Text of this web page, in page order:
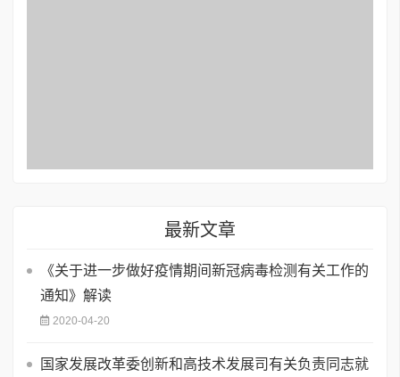
最新文章
《关于进一步做好疫情期间新冠病毒检测有关工作的
通知》解读
2020-04-20
国家发展改革委创新和高技术发展司有关负责同志就